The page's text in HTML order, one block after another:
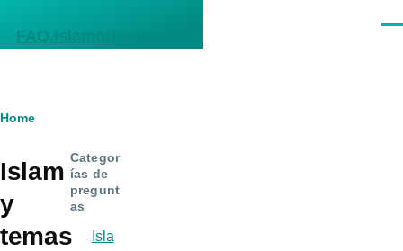
FAQ.islamoriente.com
Breadcrumb
Home
Islam
y
temas
Categor
ías de
pregunt
as
Isla